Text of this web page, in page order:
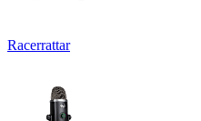
Racerrattar